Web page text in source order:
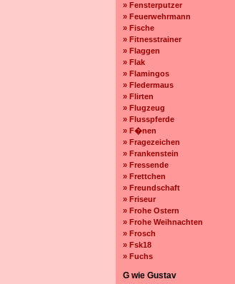
» Fensterputzer
» Feuerwehrmann
» Fische
» Fitnesstrainer
» Flaggen
» Flak
» Flamingos
» Fledermaus
» Flirten
» Flugzeug
» Flusspferde
» F�nen
» Fragezeichen
» Frankenstein
» Fressende
» Frettchen
» Freundschaft
» Friseur
» Frohe Ostern
» Frohe Weihnachten
» Frosch
» Fsk18
» Fuchs
G wie Gustav